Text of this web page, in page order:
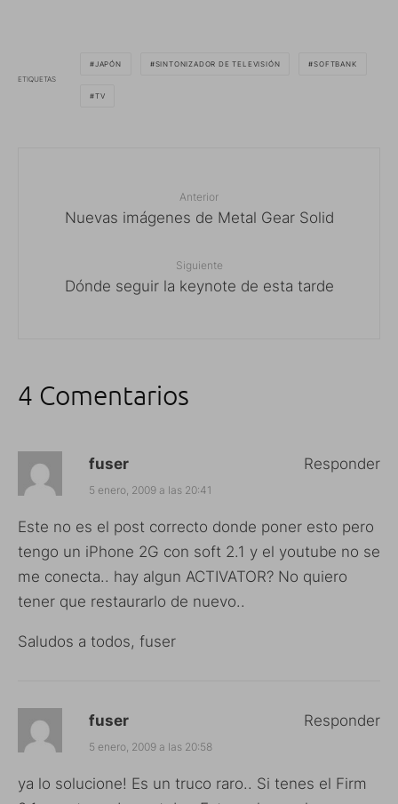
ETIQUETAS
JAPÓN SINTONIZADOR DE TELEVISIÓN SOFTBANK
TV
Anterior
Nuevas imágenes de Metal Gear Solid
Siguiente
Dónde seguir la keynote de esta tarde
4 Comentarios
fuser
5 enero, 2009 a las 20:41
Este no es el post correcto donde poner esto pero
tengo un iPhone 2G con soft 2.1 y el youtube no se
me conecta.. hay algun ACTIVATOR? No quiero
tener que restaurarlo de nuevo..
Saludos a todos, fuser
Responder
fuser
5 enero, 2009 a las 20:58
ya lo solucione! Es un truco raro.. Si tenes el Firm
Responder